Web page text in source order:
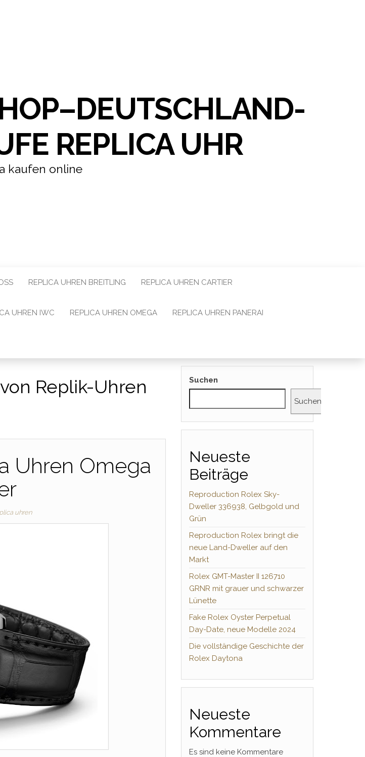
REPLICA UHR
kaufen online
REPLICA UHREN BREITLING REPLICA UHREN CARTIER
UHREN IWC REPLICA UHREN OMEGA REPLICA UHREN PANERAI
Replik-Uhren
Uhren Omega
uhren
Suchen
Suchen
Neueste
Beiträge
Reproduction Rolex Sky-
Dweller 336938, Gelbgold und
Grün
Reproduction Rolex bringt die
neue Land-Dweller auf den
Markt
Rolex GMT-Master II 126710
GRNR mit grauer und schwarzer
Lünette
Fake Rolex Oyster Perpetual
Day-Date, neue Modelle 2024
Die vollständige Geschichte der
Rolex Daytona
Neueste
Kommentare
Es sind keine Kommentare